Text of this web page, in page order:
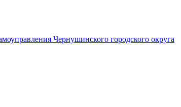
Чернушинского городского округа